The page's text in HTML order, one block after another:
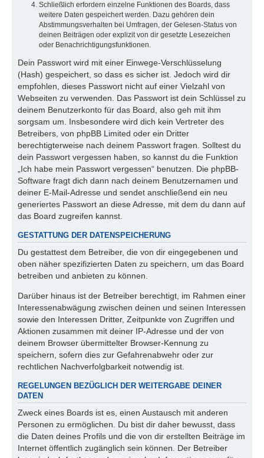
Schließlich erfordern einzelne Funktionen des Boards, dass
weitere Daten gespeichert werden. Dazu gehören dein
Abstimmungsverhalten bei Umfragen, der Gelesen-Status von
deinen Beiträgen oder explizit von dir gesetzte Lesezeichen
oder Benachrichtigungsfunktionen.
Dein Passwort wird mit einer Einwege-Verschlüsselung
(Hash) gespeichert, so dass es sicher ist. Jedoch wird dir
empfohlen, dieses Passwort nicht auf einer Vielzahl von
Webseiten zu verwenden. Das Passwort ist dein Schlüssel zu
deinem Benutzerkonto für das Board, also geh mit ihm
sorgsam um. Insbesondere wird dich kein Vertreter des
Betreibers, von phpBB Limited oder ein Dritter
berechtigterweise nach deinem Passwort fragen. Solltest du
dein Passwort vergessen haben, so kannst du die Funktion
„Ich habe mein Passwort vergessen“ benutzen. Die phpBB-
Software fragt dich dann nach deinem Benutzernamen und
deiner E-Mail-Adresse und sendet anschließend ein neu
generiertes Passwort an diese Adresse, mit dem du dann auf
das Board zugreifen kannst.
GESTATTUNG DER DATENSPEICHERUNG
Du gestattest dem Betreiber, die von dir eingegebenen und
oben näher spezifizierten Daten zu speichern, um das Board
betreiben und anbieten zu können.
Darüber hinaus ist der Betreiber berechtigt, im Rahmen einer
Interessenabwägung zwischen deinen und seinen Interessen
sowie den Interessen Dritter, Zeitpunkte von Zugriffen und
Aktionen zusammen mit deiner IP-Adresse und der von
deinem Browser übermittelter Browser-Kennung zu
speichern, sofern dies zur Gefahrenabwehr oder zur
rechtlichen Nachverfolgbarkeit notwendig ist.
REGELUNGEN BEZÜGLICH DER WEITERGABE DEINER
DATEN
Zweck eines Boards ist es, einen Austausch mit anderen
Personen zu ermöglichen. Du bist dir daher bewusst, dass
die Daten deines Profils und die von dir erstellten Beiträge im
Internet öffentlich zugänglich sein können. Der Betreiber